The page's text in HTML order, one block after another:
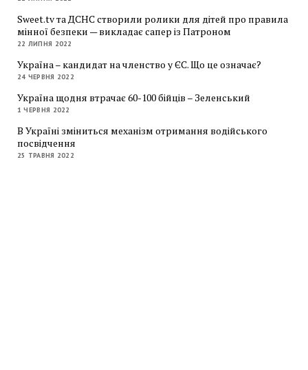
Sweet.tv та ДСНС створили ролики для дітей про правила
мінної безпеки — викладає сапер із Патроном
22 ЛИПНЯ 2022
Україна – кандидат на членство у ЄС. Що це означає?
24 ЧЕРВНЯ 2022
Україна щодня втрачає 60-100 бійців – Зеленський
1 ЧЕРВНЯ 2022
В Україні зміниться механізм отримання водійського
посвідчення
25 ТРАВНЯ 2022